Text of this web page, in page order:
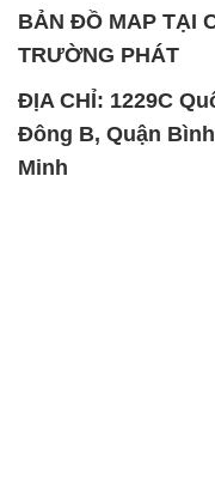
Minh